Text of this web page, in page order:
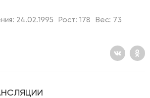
24.02.1995 Рост: 178 Вес: 73